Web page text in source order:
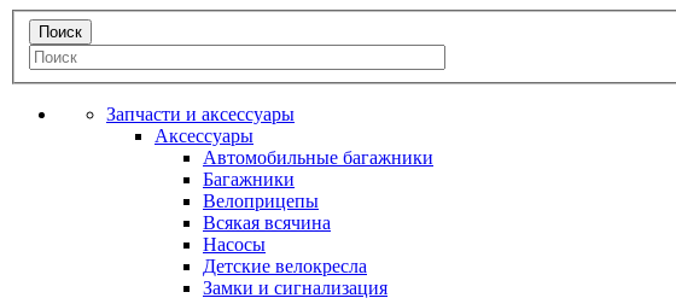
Запчасти и аксессуары
Аксессуары
Автомобильные багажники
Багажники
Велоприцепы
Всякая всячина
Насосы
Детские велокресла
Замки и сигнализация